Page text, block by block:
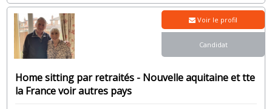
Home sitting par retraités - Nouvelle aquitaine et tte
la France voir autres pays
Voir le profil
Candidat